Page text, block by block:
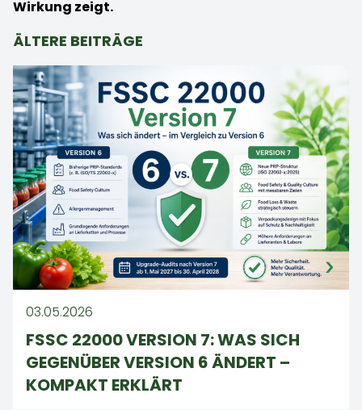
Wirkung zeigt.
ÄLTERE BEITRÄGE
03.05.2026
FSSC 22000 VERSION 7: WAS SICH
GEGENÜBER VERSION 6 ÄNDERT –
KOMPAKT ERKLÄRT